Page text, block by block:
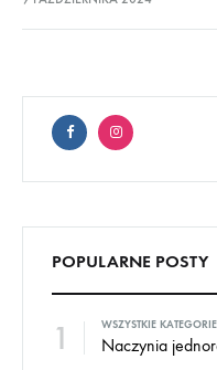
POPULARNE POSTY
1 WSZYSTKIE KATEGORIE
Naczynia